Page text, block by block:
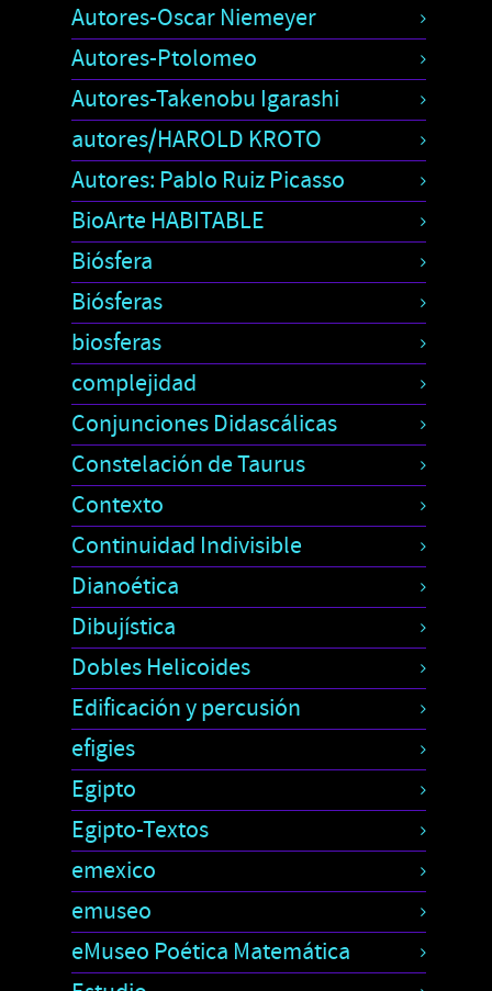
Autores-Oscar Niemeyer
Autores-Ptolomeo
Autores-Takenobu Igarashi
autores/HAROLD KROTO
Autores: Pablo Ruiz Picasso
BioArte HABITABLE
Biósfera
Biósferas
biosferas
complejidad
Conjunciones Didascálicas
Constelación de Taurus
Contexto
Continuidad Indivisible
Dianoética
Dibujística
Dobles Helicoides
Edificación y percusión
efigies
Egipto
Egipto-Textos
emexico
emuseo
eMuseo Poética Matemática